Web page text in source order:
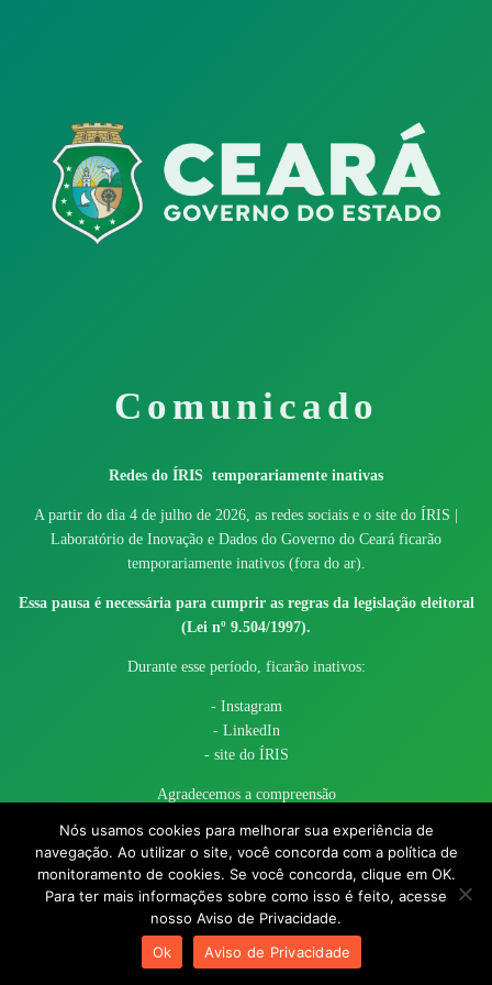
Comunicado
Redes do ÍRIS temporariamente inativas
A partir do dia 4 de julho de 2026, as redes sociais e o site do ÍRIS |
Laboratório de Inovação e Dados do Governo do Ceará ficarão
temporariamente inativos (fora do ar).
Essa pausa é necessária para cumprir as regras da legislação eleitoral
(Lei nº 9.504/1997).
Durante esse período, ficarão inativos:
- Instagram
- LinkedIn
- site do ÍRIS
Agradecemos a compreensão
© 2017 - 2026 – Governo do Estado do Ceará todos os direitos
reservados
Nós usamos cookies para melhorar sua experiência de
navegação. Ao utilizar o site, você concorda com a política de
monitoramento de cookies. Se você concorda, clique em OK.
Para ter mais informações sobre como isso é feito, acesse
nosso Aviso de Privacidade.
Ok
Aviso de Privacidade